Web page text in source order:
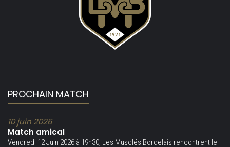
PROCHAIN MATCH
10 juin 2026
Match amical
Vendredi 12 Juin 2026 à 19h30, Les Musclés Bordelais rencontrent le